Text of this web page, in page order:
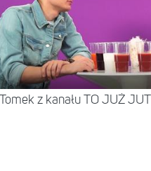
Tomek z kanału TO JUŻ